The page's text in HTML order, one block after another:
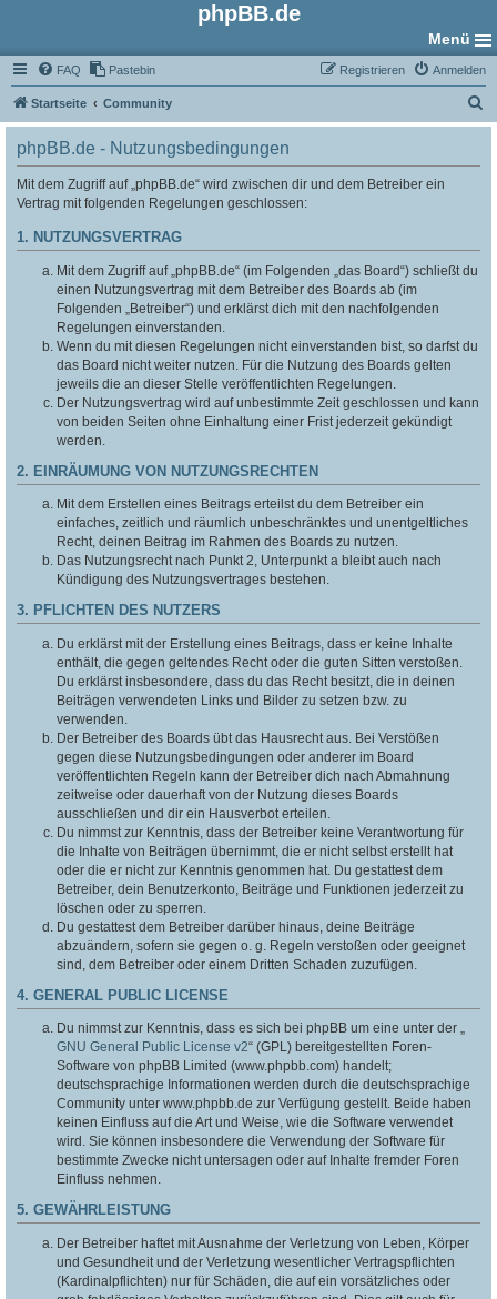
phpBB.de
Menü
FAQ Pastebin Anmelden
Registrieren
Startseite Community
u
phpBB.de - Nutzungsbedingungen
Mit dem Zugriff auf „phpBB.de“ wird zwischen dir und dem Betreiber ein
Vertrag mit folgenden Regelungen geschlossen:
1. NUTZUNGSVERTRAG
Mit dem Zugriff auf „phpBB.de“ (im Folgenden „das Board“) schließt du
einen Nutzungsvertrag mit dem Betreiber des Boards ab (im
Folgenden „Betreiber“) und erklärst dich mit den nachfolgenden
Regelungen einverstanden.
Wenn du mit diesen Regelungen nicht einverstanden bist, so darfst du
das Board nicht weiter nutzen. Für die Nutzung des Boards gelten
jeweils die an dieser Stelle veröffentlichten Regelungen.
Der Nutzungsvertrag wird auf unbestimmte Zeit geschlossen und kann
von beiden Seiten ohne Einhaltung einer Frist jederzeit gekündigt
werden.
2. EINRÄUMUNG VON NUTZUNGSRECHTEN
Mit dem Erstellen eines Beitrags erteilst du dem Betreiber ein
einfaches, zeitlich und räumlich unbeschränktes und unentgeltliches
Recht, deinen Beitrag im Rahmen des Boards zu nutzen.
Das Nutzungsrecht nach Punkt 2, Unterpunkt a bleibt auch nach
Kündigung des Nutzungsvertrages bestehen.
3. PFLICHTEN DES NUTZERS
Du erklärst mit der Erstellung eines Beitrags, dass er keine Inhalte
enthält, die gegen geltendes Recht oder die guten Sitten verstoßen.
Du erklärst insbesondere, dass du das Recht besitzt, die in deinen
Beiträgen verwendeten Links und Bilder zu setzen bzw. zu
verwenden.
Der Betreiber des Boards übt das Hausrecht aus. Bei Verstößen
gegen diese Nutzungsbedingungen oder anderer im Board
veröffentlichten Regeln kann der Betreiber dich nach Abmahnung
zeitweise oder dauerhaft von der Nutzung dieses Boards
ausschließen und dir ein Hausverbot erteilen.
Du nimmst zur Kenntnis, dass der Betreiber keine Verantwortung für
die Inhalte von Beiträgen übernimmt, die er nicht selbst erstellt hat
oder die er nicht zur Kenntnis genommen hat. Du gestattest dem
Betreiber, dein Benutzerkonto, Beiträge und Funktionen jederzeit zu
löschen oder zu sperren.
Du gestattest dem Betreiber darüber hinaus, deine Beiträge
abzuändern, sofern sie gegen o. g. Regeln verstoßen oder geeignet
sind, dem Betreiber oder einem Dritten Schaden zuzufügen.
4. GENERAL PUBLIC LICENSE
Du nimmst zur Kenntnis, dass es sich bei phpBB um eine unter der „
GNU General Public License v2“ (GPL) bereitgestellten Foren-
Software von phpBB Limited (www.phpbb.com) handelt;
deutschsprachige Informationen werden durch die deutschsprachige
Community unter www.phpbb.de zur Verfügung gestellt. Beide haben
keinen Einfluss auf die Art und Weise, wie die Software verwendet
wird. Sie können insbesondere die Verwendung der Software für
bestimmte Zwecke nicht untersagen oder auf Inhalte fremder Foren
Einfluss nehmen.
5. GEWÄHRLEISTUNG
Der Betreiber haftet mit Ausnahme der Verletzung von Leben, Körper
und Gesundheit und der Verletzung wesentlicher Vertragspflichten
(Kardinalpflichten) nur für Schäden, die auf ein vorsätzliches oder